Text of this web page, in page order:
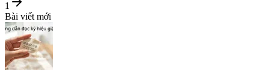
1
Bài viết mới